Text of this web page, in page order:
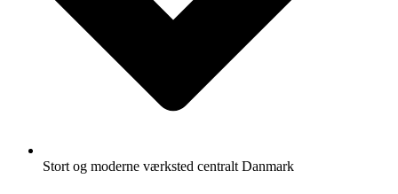
Stort og moderne værksted centralt Danmark